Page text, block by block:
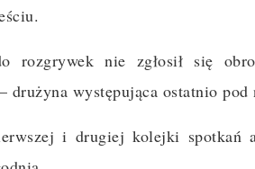
nie zgłosił się
drużyna występująca ostatnio
i drugiej kolejki spotkań